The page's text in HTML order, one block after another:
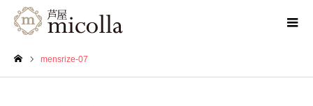
mensrize-07